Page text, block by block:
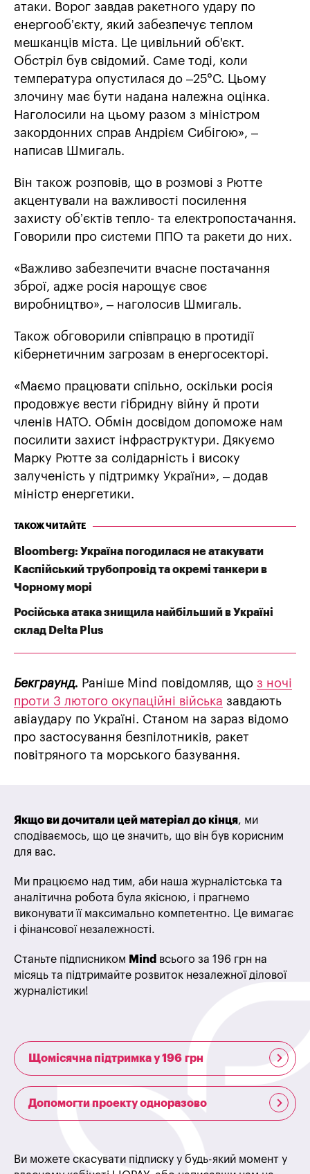
атаки. Ворог завдав ракетного удару по
енергообʼєкту, який забезпечує теплом
мешканців міста. Це цивільний об'єкт.
Обстріл був свідомий. Саме тоді, коли
температура опустилася до –25°C. Цьому
злочину має бути надана належна оцінка.
Наголосили на цьому разом з міністром
закордонних справ Андрієм Сибігою», –
написав Шмигаль.
Він також розповів, що в розмові з Рютте
акцентували на важливості посилення
захисту обʼєктів тепло- та електропостачання.
Говорили про системи ППО та ракети до них.
«Важливо забезпечити вчасне постачання
зброї, адже росія нарощує своє
виробництво», – наголосив Шмигаль.
Також обговорили співпрацю в протидії
кібернетичним загрозам в енергосекторі.
«Маємо працювати спільно, оскільки росія
продовжує вести гібридну війну й проти
членів НАТО. Обмін досвідом допоможе нам
посилити захист інфраструктури. Дякуємо
Марку Рютте за солідарність і високу
залученість у підтримку України», – додав
міністр енергетики.
ТАКОЖ ЧИТАЙТЕ
Bloomberg: Україна погодилася не атакувати
Каспійський трубопровід та окремі танкери в
Чорному морі
Російська атака знищила найбільший в Україні
склад Delta Plus
Бекграунд. Раніше Mind повідомляв, що з ночі
проти 3 лютого окупаційні війська завдають
авіаудару по Україні. Станом на зараз відомо
про застосування безпілотників, ракет
повітряного та морського базування.
Якщо ви дочитали цей матеріал до кінця, ми
сподіваємось, що це значить, що він був корисним
для вас.
Ми працюємо над тим, аби наша журналістська та
аналітична робота була якісною, і прагнемо
виконувати її максимально компетентно. Це вимагає
і фінансової незалежності.
Станьте підписником Mind всього за 196 грн на
місяць та підтримайте розвиток незалежної ділової
журналістики!
Щомісячна підтримка у 196 грн
Допомогти проекту одноразово
Ви можете скасувати підписку у будь-який момент у